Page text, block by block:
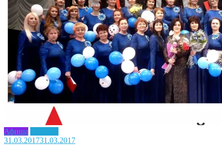
Афиша
31.03.201731.03.2017